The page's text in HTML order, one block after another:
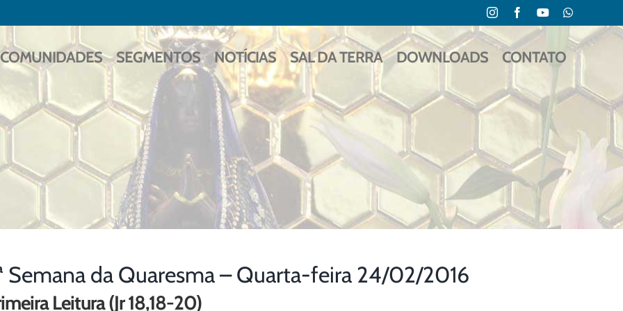
InstagramFacebookYouTubeWhatsApp
COMUNIDADES SEGMENTOS NOTÍCIAS SAL DA TERRA DOWNLOADS CONTATO
Semana da Quaresma – Quarta-feira 24/02/2016
Leitura (Jr 18,18-20)